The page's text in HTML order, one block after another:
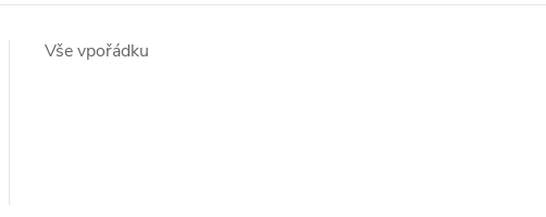
Vše vpořádku